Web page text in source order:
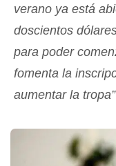
verano ya está
doscientos
para poder
fomenta la
aumentar la tropa”